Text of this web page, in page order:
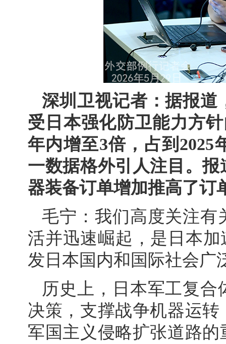
深圳卫视记者：据报道
受日本强化防卫能力方
年内增至3倍，占到2025
一数据格外引人注目。
器装备订单增加推高了订
毛宁：我们高度关注有
活并迅速崛起，是日本
发日本国内和国际社会广
历史上，日本军工复
决策，支撑战争机器运
军国主义侵略扩张道路